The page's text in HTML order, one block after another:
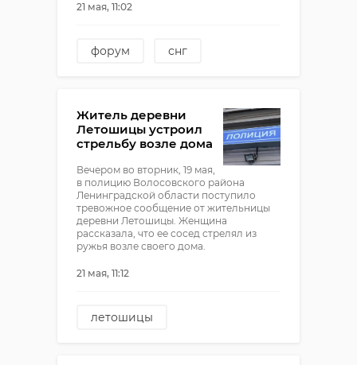
21 мая, 11:02
форум
снг
Житель деревни
Летошицы устроил
стрельбу возле дома
Вечером во вторник, 19 мая,
в полицию Волосовского района
Ленинградской области поступило
тревожное сообщение от жительницы
деревни Летошицы. Женщина
рассказала, что ее сосед стрелял из
ружья возле своего дома.
21 мая, 11:12
летошицы